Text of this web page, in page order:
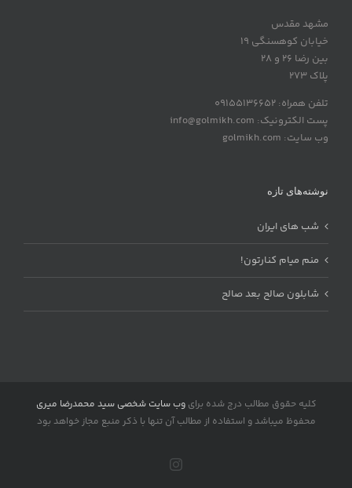
مشهد مقدس
خیابان کوهسنگی 19
بین رضا 26 و 28
پلاک 273
تلفن همراه: 09155136652
پست الکترونیک: info@golmikh.com
وب سایت: golmikh.com
نوشته‌های تازه
شب های ایران
منم میام کنارتون!
شابلون صالح بعد صالح
کلیه حقوق مطالب درج شده برایوب سایت شخصی سید محمدرضا میری
محفوظ میباشد و استفاده از مطالب آن تنها با ذکر منبع مجاز خواهد بود
Instagram